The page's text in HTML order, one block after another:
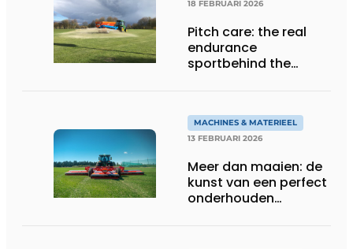
18 FEBRUARI 2026
Pitch care: the real
endurance
sportbehind the
MACHINES & MATERIEEL
13 FEBRUARI 2026
Meer dan maaien: de
kunst van een perfect
onderhouden